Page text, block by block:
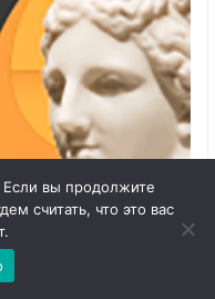
вы продолжите
считать, что это вас